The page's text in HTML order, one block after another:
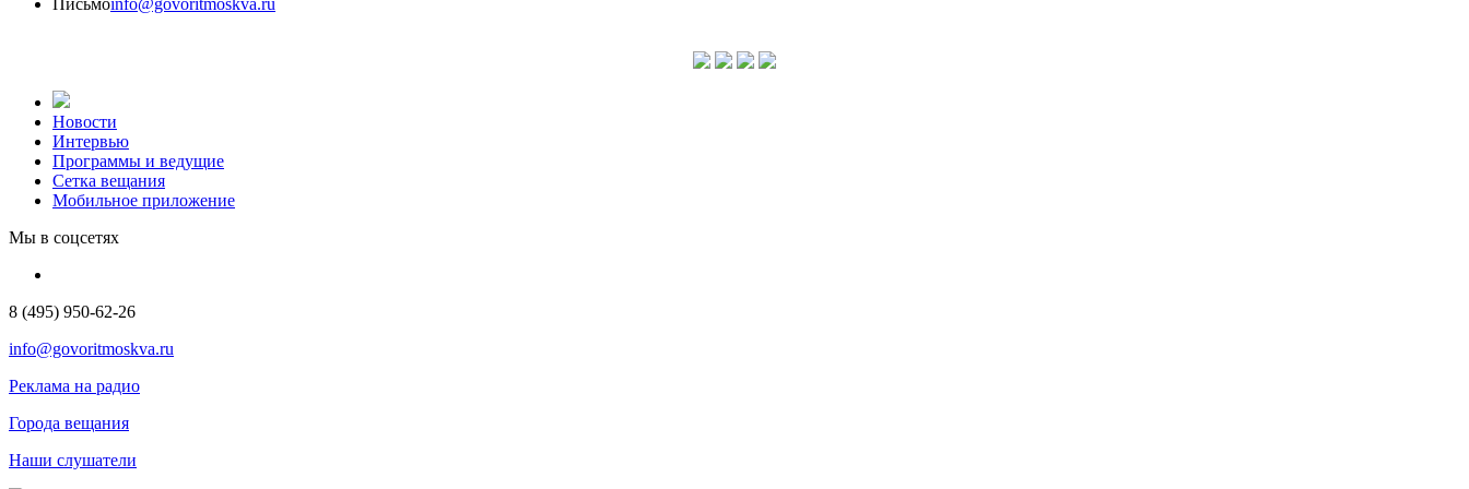
Новости
Интервью
Программы и ведущие
Сетка вещания
Мобильное приложение
Мы в соцсетях
8 (495) 950-62-26
info@govoritmoskva.ru
Реклама на радио
Города вещания
Наши слушатели